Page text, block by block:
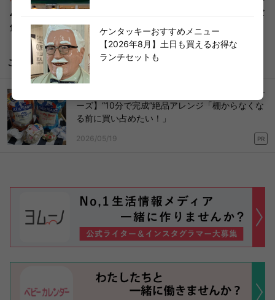
んいっぱい！「がっつりモーニング」"無料サービス"もフルで
使って！
こちらもどうぞ
コストコマニアが実践！【大人気ミニサイズのチ
ーズ】“10分で完成”絶品アレンジ「棚からなくな
る前に買い占めたい！」
2026/05/19 PR
ケンタッキーおすすめメニュー
【2026年8月】土日も買えるお得な
ランチセットも